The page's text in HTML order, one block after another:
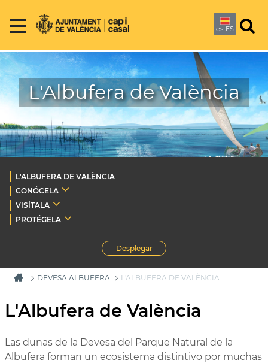
es-ES
L'Albufera de València
L'ALBUFERA DE VALÈNCIA
CONÓCELA
VISÍTALA
PROTÉGELA
Desplegar
DEVESA ALBUFERA L'ALBUFERA DE VALÈNCIA
L'Albufera de València
Las dunas de la Devesa del Parque Natural de la
Albufera forman un ecosistema distintivo por muchas